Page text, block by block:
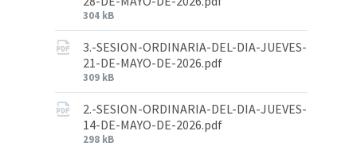
304 kB
3.-SESION-ORDINARIA-DEL-DIA-JUEVES-
21-DE-MAYO-DE-2026.pdf
309 kB
2.-SESION-ORDINARIA-DEL-DIA-JUEVES-
14-DE-MAYO-DE-2026.pdf
298 kB